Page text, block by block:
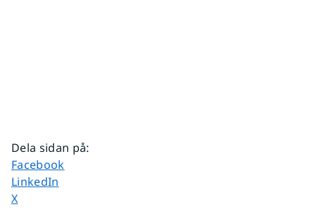
Dela sidan på:
Dela sidan på
Facebook
Dela sidan på
LinkedIn
Dela sidan på
X